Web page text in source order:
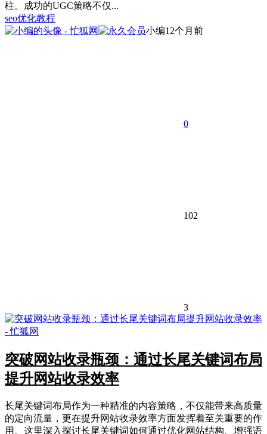
柱。成功的UGC策略不仅...
seo优化教程
小编12个月前
0
102
3
突破网站收录瓶颈：通过长尾关键词布局
提升网站收录效率
长尾关键词布局作为一种精准的内容策略，不仅能带来高质量
的定向流量，更在提升网站收录效率方面发挥着至关重要的作
用。这里深入探讨长尾关键词如何通过优化网站结构、增强语